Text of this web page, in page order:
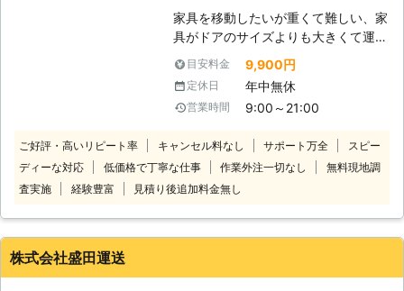
出のたくさん詰まった物や大切にして
いる物など、お客様にとっては非常に
価値観の高い家具は存在するかと思わ
れます。大切な物をキズ付けてしまっ
たり、粗末に扱ってしまえば大きな後
悔となってしまうのではないでしょう
たちが全力でサポートさせて頂きま
す！
家具を移動したいが重くて難しい、家
具がドアのサイズよりも大きくて運べ
ないといったお悩みがあれば当社にお
任せください。当社は、お客様に代わ
って大切な家具をご指定の場所まで移
動いたします。狭いスペースや螺旋階
人はお気軽にご相談ください。 大型
家具の移動は無理しておこなうと腰を
痛めたり家具に傷がついたりしてしま
ずにご自身で対応できそうにないとき
ていたスタッフが在籍しております。
目安料金 9,900円
定休日 年中無休
営業時間 9:00～21:00
ご好評・高いリピート率 キャンセル料なし サポート万全
スピー
ディーな対応
低価格で丁寧な仕事 作業外注一切なし
無料現地調
査実施
経験豊富 見積り後追加料金無し
株式会社盛田運送